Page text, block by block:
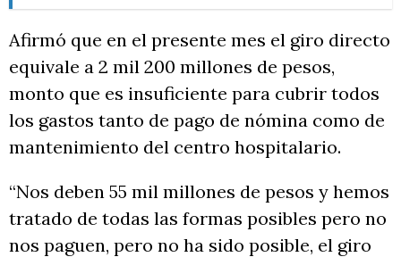
Afirmó que en el presente mes el giro directo
equivale a 2 mil 200 millones de pesos,
monto que es insuficiente para cubrir todos
los gastos tanto de pago de nómina como de
mantenimiento del centro hospitalario.
“Nos deben 55 mil millones de pesos y hemos
tratado de todas las formas posibles pero no
nos paguen, pero no ha sido posible, el giro